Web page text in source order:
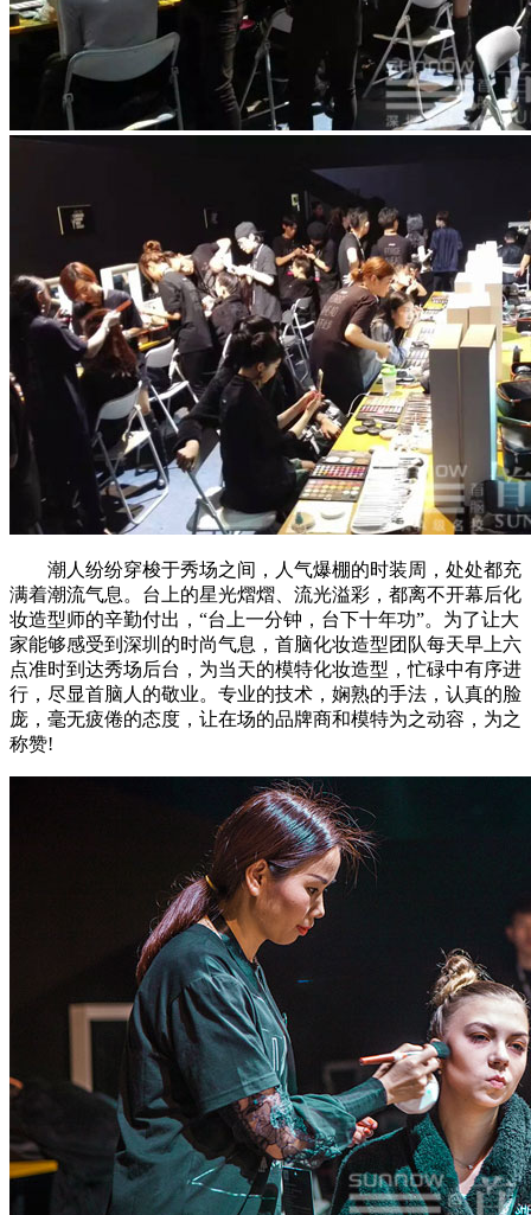
潮人纷纷穿梭于秀场之间，人气爆棚的时装周，处处都充
满着潮流气息。台上的星光熠熠、流光溢彩，都离不开幕后化
妆造型师的辛勤付出，“台上一分钟，台下十年功”。为了让大
家能够感受到深圳的时尚气息，首脑化妆造型团队每天早上六
点准时到达秀场后台，为当天的模特化妆造型，忙碌中有序进
行，尽显首脑人的敬业。专业的技术，娴熟的手法，认真的脸
庞，毫无疲倦的态度，让在场的品牌商和模特为之动容，为之
称赞!